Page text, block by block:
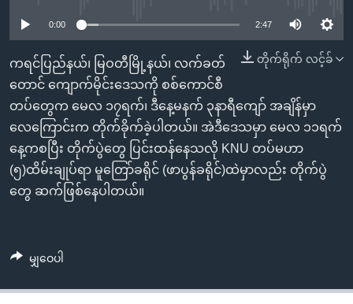
စာမျက်နှာ
သို့
ကျော်
ကြည့်
ရန်
ရှာဖွေ
ရန်
ကျော်
ဗွီအိုအေ လူမှုကွန်ယက်များ
ဘာသာစကားများ
0:00 2:47
တိုက်ရိုက် လင့်ခ်
ကရင်ပြည်နယ်၊ မြဝတီမြို့နယ်၊ လက်ခတ်
တောင် ကျောက်မိုင်းဒေသကို စစ်ကောင်စီ
တပ်တွေက မေလ ၁၇ရက်၊ ဒီနေ့မနက် ၃နာရီကျော် အချိန်မှာ
လေကြောင်းက တိုက်ခိုက်ခဲ့ပါတယ်။ အဲဒီဒေသမှာ မေလ ၁၁ရက်
နေ့ကစပြီး တိုက်ပွဲတွေ ပြင်းထန်နေသလို KNU တပ်မဟာ
(၅)ထိမ်းချုပ်ရာ မူတြော်ခရိုင် (ဖာပွန်ခရိုင်)ထဲမှာလည်း တိုက်ပွဲ
တွေ ဆက်ဖြစ်နေပါတယ်။
မျှဝေပါ